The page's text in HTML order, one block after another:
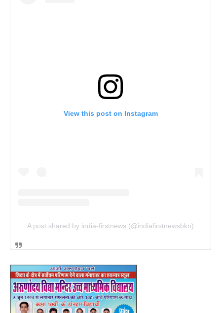
View this post on Instagram
A post shared by india-firstnews (@indiafirstnewsbkn)